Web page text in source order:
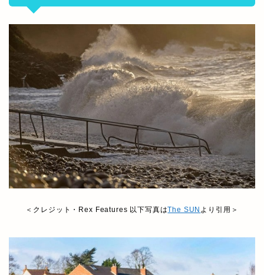
＜クレジット・Rex Features 以下写真はThe SUN より引用＞